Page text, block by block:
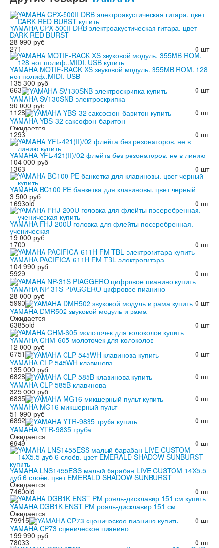
YAMAHA CPX-500II DRB электроакустическая гитара. цвет
DARK RED BURST
28 990 руб
0 шт
271
YAMAHA MOTIF-RACK XS звуковой модуль. 355MB ROM. 128
нот полиф..MIDI. USB
135 300 руб
0 шт
663
YAMAHA SV130SNB электроскрипка
90 000 руб
0 шт
1128
YAMAHA YBS-32 саксофон-баритон
Ожидается
0 шт
1293
YAMAHA YFL-421(II)/02 флейта без резонаторов. не в линию
104 000 руб
0 шт
1363
YAMAHA BC100 PE банкетка для клавиновы. цвет черный
3 500 руб
0 шт
1693old
YAMAHA FHJ-200U головка для флейты посеребренная.
ученическая
19 000 руб
0 шт
1700
YAMAHA PACIFICA-611H FM TBL электрогитара
104 990 руб
0 шт
5929
YAMAHA NP-31S PIAGGERO цифровое пианино
28 000 руб
0 шт
5990
YAMAHA DMR502 звуковой модуль и рама
Ожидается
0 шт
6385old
YAMAHA CHM-605 молоточек для колоколов
12 000 руб
0 шт
6751
YAMAHA CLP-545WH клавинова
135 000 руб
0 шт
6828
YAMAHA CLP-585B клавинова
325 000 руб
0 шт
6835
YAMAHA MG16 микшерный пульт
51 990 руб
0 шт
6892
YAMAHA YTR-9835 труба
Ожидается
0 шт
6949
YAMAHA LNS1455ESS малый барабан LIVE CUSTOM 14X5.5
дуб 6 слоёв. цвет EMERALD SHADOW SUNBURST
Ожидается
0 шт
7460old
YAMAHA DGB1K ENST PM рояль-дисклавир 151 см
Ожидается
0 шт
79915
YAMAHA CP73 сценическое пианино
199 990 руб
0 шт
78033